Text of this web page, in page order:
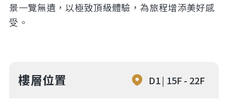
景一覽無遺，以極致頂級體驗，為旅程增添美好感
受。
樓層位置 D1 | 15F - 22F